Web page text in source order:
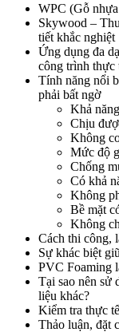
WPC (Gỗ
Skywood –
tiết khắc nghiệt
Ứng dụng đa
công trình thực
Tính năng nổi
phải bất ngờ
Khả
Chịu
Không
Mức độ
Chống
Có khả
Không
Bề mặt
Không
Cách thi công,
Sự khác biệt
PVC Foaming
Tại sao nên sử
liệu khác?
Kiểm tra thực
Thảo luận, đặt